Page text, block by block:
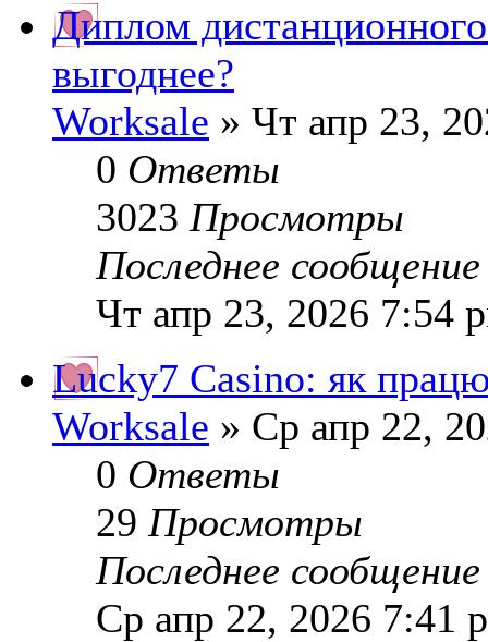
Диплом
выгоднее?
Worksale » Чт апр 23,
0 Ответы
3023 Просмотры
Последнее
Чт апр 23, 2026 7:54
Lucky7 Casino: як
Worksale » Ср апр 22,
0 Ответы
29 Просмотры
Последнее
Ср апр 22, 2026 7:41